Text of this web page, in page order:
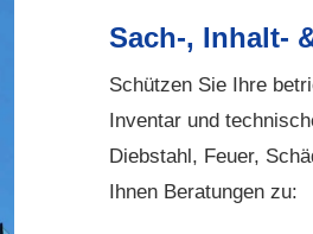
Sach-, Inhalt-
Schützen Sie Ihre
Inventar und
Diebstahl, Feuer,
Ihnen Beratungen zu: